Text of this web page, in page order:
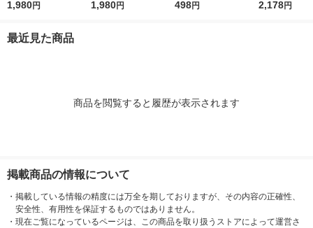
0071 ASB 1個 トート
ス
1,980円
K 1個 トートバッグタ
1,980円
モジマ おかずカップ
498円
03 BK 1個 ペ
2,178円
最近見た商品
商品を閲覧すると履歴が表示されます
掲載商品の情報について
・ 掲載している情報の精度には万全を期しておりますが、その内容の正確性、
安全性、有用性を保証するものではありません。
・ 現在ご覧になっているページは、この商品を取り扱うストアによって運営さ